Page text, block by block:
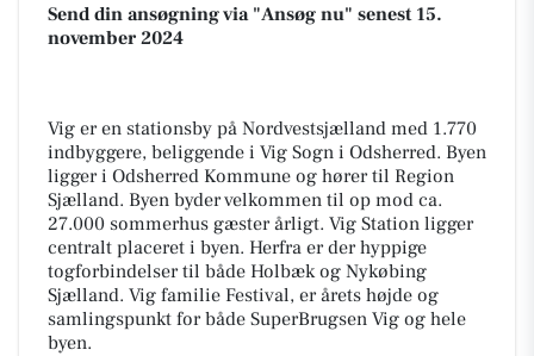
Send din ansøgning via "Ansøg nu" senest 15.
november 2024
Vig er en stationsby på Nordvestsjælland med 1.770
indbyggere, beliggende i Vig Sogn i Odsherred. Byen
ligger i Odsherred Kommune og hører til Region
Sjælland. Byen byder velkommen til op mod ca.
27.000 sommerhus gæster årligt. Vig Station ligger
centralt placeret i byen. Herfra er der hyppige
togforbindelser til både Holbæk og Nykøbing
Sjælland. Vig familie Festival, er årets højde og
samlingspunkt for både SuperBrugsen Vig og hele
byen.